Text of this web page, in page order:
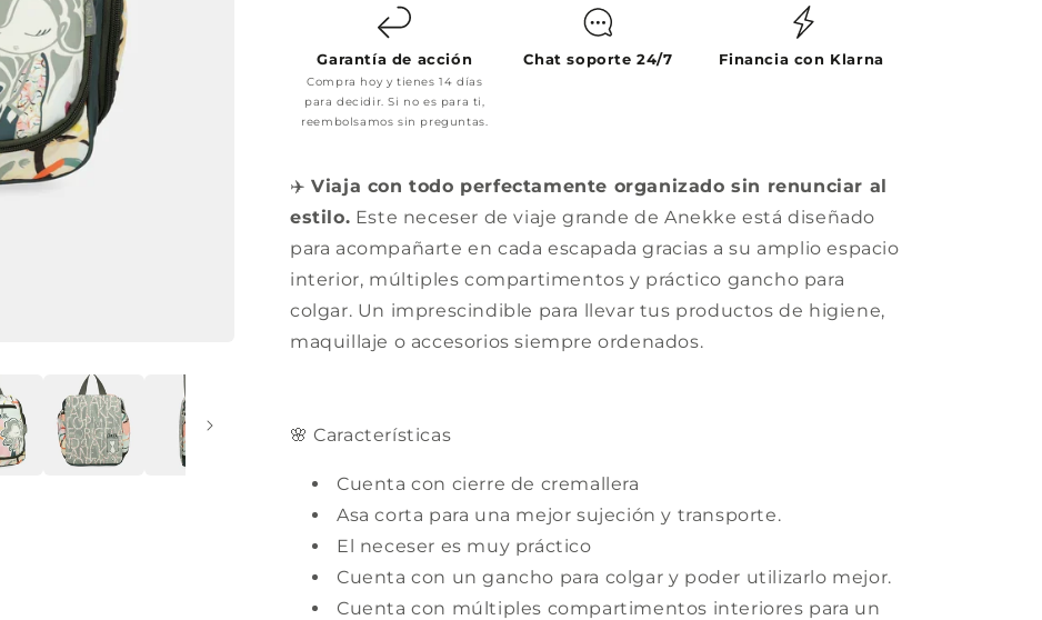
Garantía de acción
Compra hoy y tienes 14 días
para decidir. Si no es para ti,
reembolsamos sin preguntas.
Chat soporte 24/7 Financia con Klarna
✈️Viaja con todo perfectamente organizado sin renunciar al
estilo. Este neceser de viaje grande de Anekke está diseñado
para acompañarte en cada escapada gracias a su amplio espacio
interior, múltiples compartimentos y práctico gancho para
colgar. Un imprescindible para llevar tus productos de higiene,
maquillaje o accesorios siempre ordenados.
🌸 Características
Cuenta con cierre de cremallera
Asa corta para una mejor sujeción y transporte.
El neceser es muy práctico
Cuenta con un gancho para colgar y poder utilizarlo mejor.
Cuenta con múltiples compartimentos interiores para un